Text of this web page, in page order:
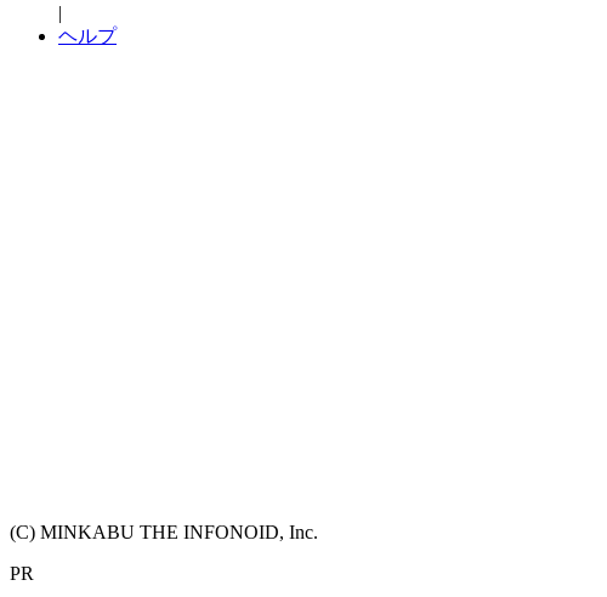
|
ヘルプ
(C) MINKABU THE INFONOID, Inc.
PR